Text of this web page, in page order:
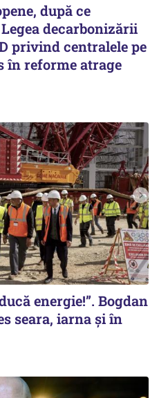
după ce
decarbonizării
privind centralele pe
în reforme atrage
energie!”. Bogdan
seara, iarna și în